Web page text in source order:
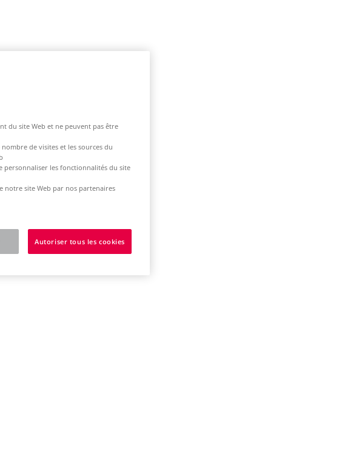
du site Web et ne peuvent pas être
de visites et les sources du
personnaliser les fonctionnalités du site
notre site Web par nos partenaires
Autoriser tous les cookies